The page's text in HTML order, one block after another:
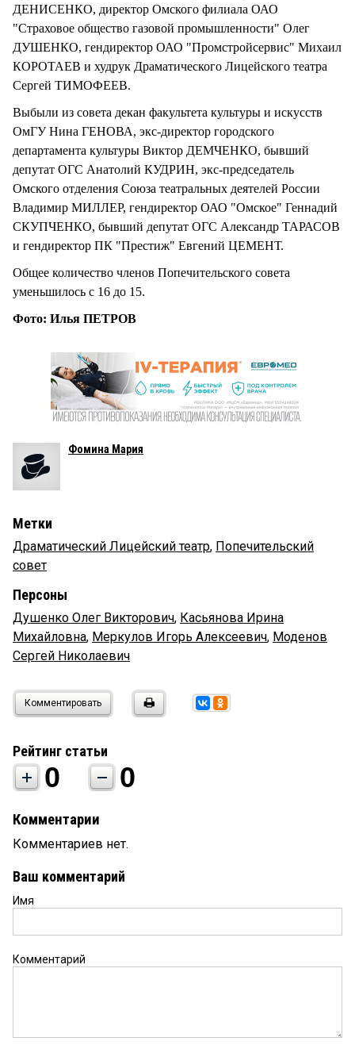
ДЕНИСЕНКО, директор Омского филиала ОАО
"Страховое общество газовой промышленности" Олег
ДУШЕНКО, гендиректор ОАО "Промстройсервис" Михаил
КОРОТАЕВ и худрук Драматического Лицейского театра
Сергей ТИМОФЕЕВ.
Выбыли из совета декан факультета культуры и искусств
ОмГУ Нина ГЕНОВА, экс-директор городского
департамента культуры Виктор ДЕМЧЕНКО, бывший
депутат ОГС Анатолий КУДРИН, экс-председатель
Омского отделения Союза театральных деятелей России
Владимир МИЛЛЕР, гендиректор ОАО "Омское" Геннадий
СКУПЧЕНКО, бывший депутат ОГС Александр ТАРАСОВ
и гендиректор ПК "Престиж" Евгений ЦЕМЕНТ.
Общее количество членов Попечительского совета
уменьшилось с 16 до 15.
Фото: Илья ПЕТРОВ
Фомина Мария
Метки
Драматический Лицейский театр, Попечительский
совет
Персоны
Душенко Олег Викторович, Касьянова Ирина
Михайловна, Меркулов Игорь Алексеевич, Моденов
Сергей Николаевич
Комментировать
Рейтинг статьи
0 0
Комментарии
Комментариев нет.
Ваш комментарий
Имя
Комментарий